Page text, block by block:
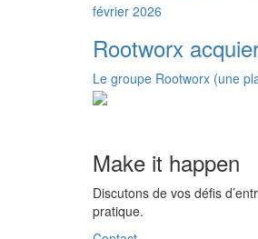
février 2026
Rootworx
Le groupe Rootworx (une
Make it happen
Discutons de vos défis
pratique.